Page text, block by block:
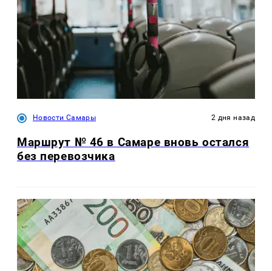
Новости Самары 2 дня назад
Маршрут № 46 в Самаре вновь остался
без перевозчика